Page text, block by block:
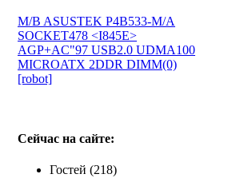
M/B ASUSTEK P4B533-M/A
SOCKET478 <I845E>
AGP+AC"97 USB2.0 UDMA100
MICROATX 2DDR DIMM(0)
[robot]
Сейчас на сайте:
Гостей (218)